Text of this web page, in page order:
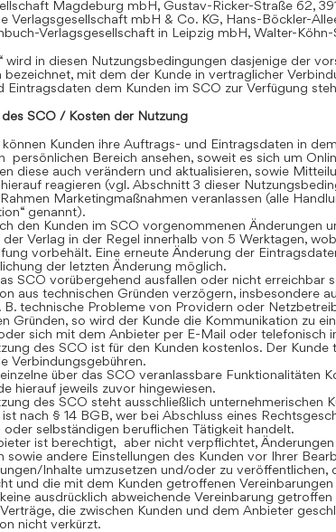
Magdeburg mbH, Gustav-Ricker-Straße 62,
Verlagsgesellschaft mbH & Co. KG, Hans-Böckler-
Verlagsgesellschaft in Leipzig mbH, Walter-
wird in diesen Nutzungsbedingungen dasjenige der
bezeichnet, mit dem der Kunde in vertraglicher
Eintragsdaten dem Kunden im SCO zur Verfügung
SCO / Kosten der Nutzung
Kunden ihre Auftrags- und Eintragsdaten in
persönlichen Bereich ansehen, soweit es sich um
diese auch verändern und aktualisieren, sowie
reagieren (vgl. Abschnitt 3 dieser
Marketingmaßnahmen veranlassen (alle
genannt).
den Kunden im SCO vorgenommenen Änderungen
Verlag in der Regel innerhalb von 5 Werktagen,
vorbehält. Eine erneute Änderung der
der letzten Änderung möglich.
SCO vorübergehend ausfallen oder nicht erreichbar
aus technischen Gründen verzögern, insbesondere
B. technische Probleme von Providern oder
Gründen, so wird der Kunde die Kommunikation zu
sich mit dem Anbieter per E-Mail oder telefonisch
des SCO ist für den Kunden kostenlos. Der Kunde
Verbindungsgebühren.
über das SCO veranlassbare Funktionalitäten
hierauf jeweils zuvor hingewiesen.
des SCO steht ausschließlich unternehmerischen
nach § 14 BGB, wer bei Abschluss eines
oder selbständigen beruflichen Tätigkeit handelt.
ist berechtigt, aber nicht verpflichtet,
sowie andere Einstellungen des Kunden vor Ihrer
Inhalte umzusetzen und/oder zu veröffentlichen,
und die mit dem Kunden getroffenen
ausdrücklich abweichende Vereinbarung getroffen
die zwischen Kunden und dem Anbieter
nicht verkürzt.